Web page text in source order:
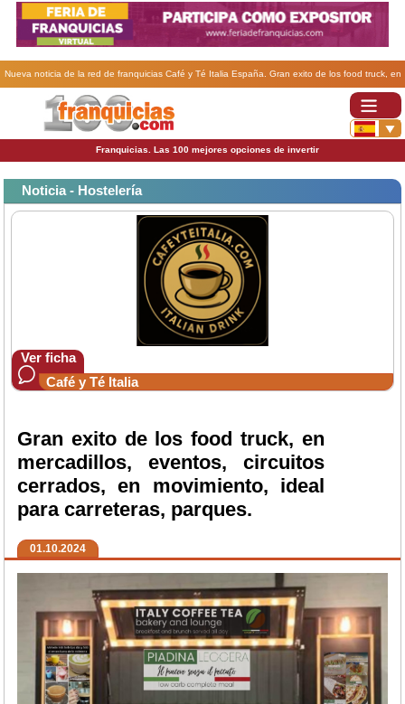
Nueva noticia de la red de franquicias Café y Té Italia España. Gran exito de los food truck, en
mercadillos, eventos, circuitos cerrados, en movimiento, ideal para carreteras, parques..
Franquicias. Las 100 mejores opciones de invertir
Noticia - Hostelería
Ver ficha
Café y Té Italia
Gran exito de los food truck, en
mercadillos, eventos, circuitos
cerrados, en movimiento, ideal
para carreteras, parques.
01.10.2024